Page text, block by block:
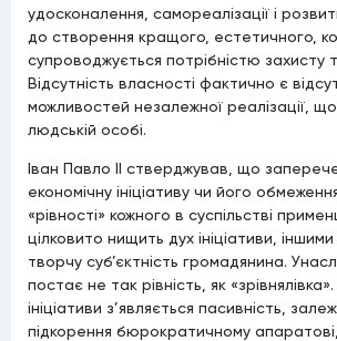
удосконалення, самореалізації і
до створення кращого, естетичного,
супроводжується потрібністю захисту
Відсутність власності фактично є
можливостей незалежної реалізації,
людській особі.
Іван Павло ІІ стверджував, що
економічну ініціативу чи його
«рівності» кожного в суспільстві
цілковито нищить дух ініціативи,
творчу суб’єктність громадянина.
постає не так рівність, як
ініціативи з’являється пасивність,
підкорення бюрократичному